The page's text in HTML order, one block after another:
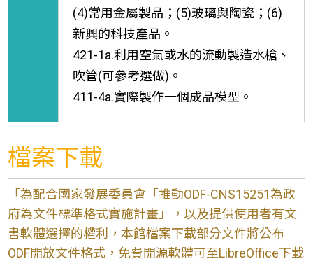
(4)常用金屬製品；(5)玻璃與陶瓷；(6)
新興的科技產品。
421-1a.利用空氣或水的流動製造水槍、
吹管(可參考選做)。
411-4a.實際製作一個成品模型。
檔案下載
「為配合國家發展委員會「推動ODF-CNS15251為政
府為文件標準格式實施計畫」，以及提供使用者有文
書軟體選擇的權利，本館檔案下載部分文件將公布
ODF開放文件格式，免費開源軟體可至LibreOffice下載